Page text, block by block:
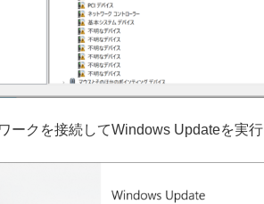
ークを接続してWindows Updateを実行